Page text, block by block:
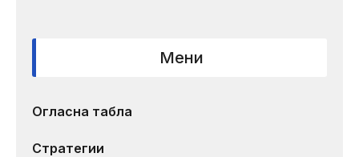
Мени
Огласна табла
Стратегии